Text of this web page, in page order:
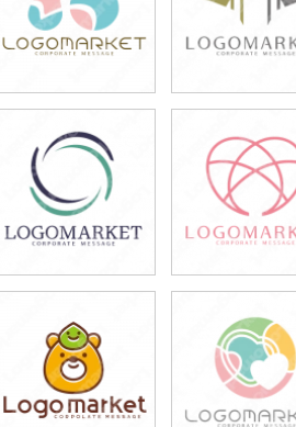
49,800円
(税込54,780円)
49,800円
(税込54,780円)
39,800円
(税込43,780円)
39,800円
(税込43,780円)